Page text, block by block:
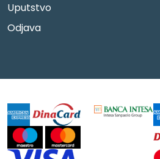
Uputstvo
Odjava